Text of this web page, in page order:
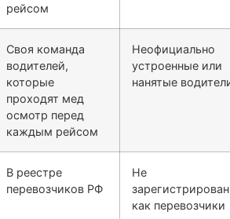
рейсом
Своя команда
водителей,
которые
проходят мед
осмотр перед
каждым рейсом
Неофициально
устроенные или
нанятые
В реестре
перевозчиков РФ
Не
как перевозчики